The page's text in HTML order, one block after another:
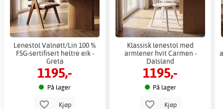
Lenestol Valnøtt/Lin 100 %
FSG-sertifisert heltre eik -
Greta
1195,-
På lager
Kjøp
Klassisk lenestol med
armlener hvit Carmen -
Dalsland
1195,-
På lager
Kjøp